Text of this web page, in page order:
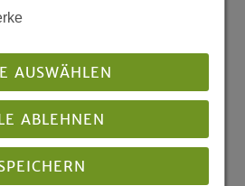
Church of Westphalia
AUSWÄHLEN
ABLEHNEN